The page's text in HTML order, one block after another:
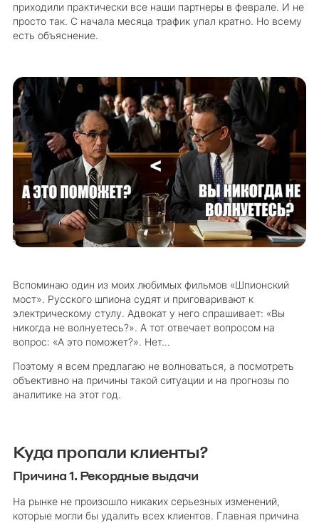
приходили практически все наши партнеры в феврале. И не
просто так. С начала месяца трафик упал кратно. Но всему
есть объяснение.
Вспоминаю один из моих любимых фильмов «Шпионский
мост». Русского шпиона судят и приговаривают к
электрическому стулу. Адвокат у него спрашивает: «Вы
никогда не волнуетесь?». А тот отвечает вопросом на
вопрос: «А это поможет?». Нет…
Поэтому я всем предлагаю не волноваться, а посмотреть
объективно на причины такой ситуации и на прогнозы по
аналитике на этот год.
Куда пропали клиенты?
Причина 1. Рекордные выдачи
На рынке не произошло никаких серьезных изменений,
которые могли бы удалить всех клиентов. Главная причина